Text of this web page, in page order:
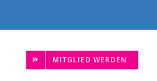
MITGLIED WERDEN